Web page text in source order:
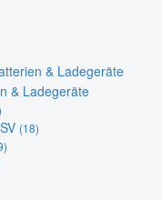
& Ladegeräte
& Ladegeräte
(18)